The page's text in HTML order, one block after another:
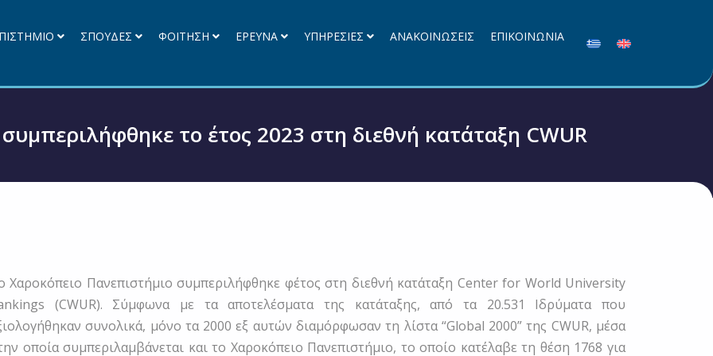
ΣΠΟΥΔΕΣ ΦΟΙΤΗΣΗ ΕΡΕΥΝΑ ΥΠΗΡΕΣΙΕΣ ΑΝΑΚΟΙΝΩΣΕΙΣ ΕΠΙΚΟΙΝΩΝΙΑ
το έτος 2023 στη διεθνή κατάταξη CWUR
Χαροκόπειο Πανεπιστήμιο συμπεριλήφθηκε φέτος στη διεθνή κατάταξη Center for World University
(CWUR). Σύμφωνα με τα αποτελέσματα της κατάταξης, από τα 20.531 Ιδρύματα που
συνολικά, μόνο τα 2000 εξ αυτών διαμόρφωσαν τη λίστα “Global 2000” της CWUR, μέσα
οποία συμπεριλαμβάνεται και το Χαροκόπειο Πανεπιστήμιο, το οποίο κατέλαβε τη θέση 1768 για